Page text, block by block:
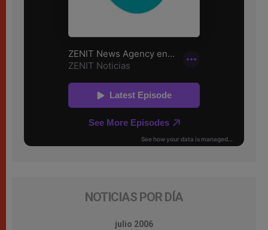
NOTICIAS POR DÍA
julio 2006